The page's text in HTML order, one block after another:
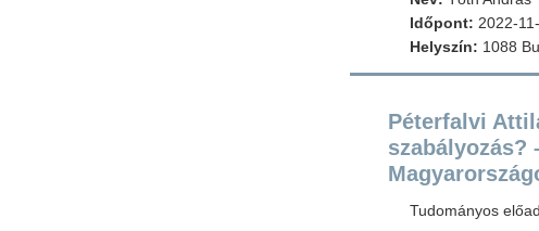
Időpont: 2022-
Helyszín: 1088
Péterfalvi
szabályozás?
Tudományos